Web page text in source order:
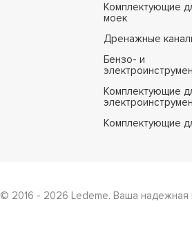
Комплектующие
моек
Дренажные
Бензо- и
Комплектующие
Комплектующие
© 2016 - 2026 Ledeme. Ваша